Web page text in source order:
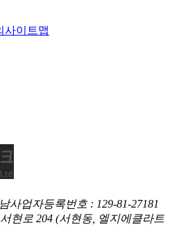
사이트맵
사업자등록번호 : 129-81-27181
현로 204 (서현동, 엘지에클라트